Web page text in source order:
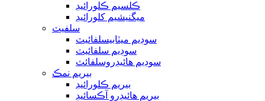
ڪلسيم ڪلورائيڊ
ميگنيشيم کلورائيڊ
سلفيٽ
سوڊيم ميٽابيسلفائيٽ
سوڊيم سلفائيٽ
سوڊيم هائيڊروسلفائٽ
بيريم نمڪ
بيريم ڪلورائيڊ
بيريم هائيڊرو آڪسائيڊ